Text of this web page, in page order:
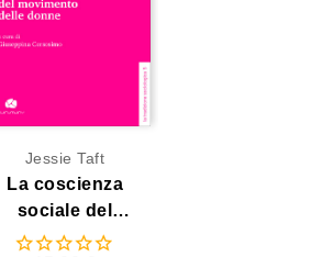
Jessie Taft
La coscienza
sociale del
movimento delle